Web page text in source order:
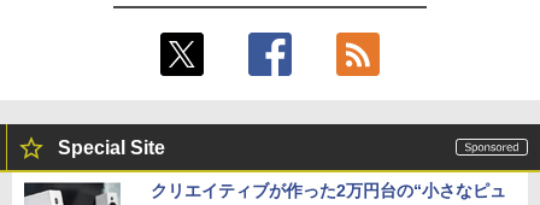
Special Site
クリエイティブが作った2万円台の“小さなピュ